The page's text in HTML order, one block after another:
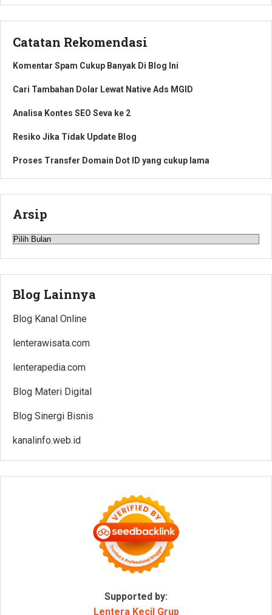
Catatan Rekomendasi
Komentar Spam Cukup Banyak Di Blog Ini
Cari Tambahan Dolar Lewat Native Ads MGID
Analisa Kontes SEO Seva ke 2
Resiko Jika Tidak Update Blog
Proses Transfer Domain Dot ID yang cukup lama
Arsip
Arsip
Blog Lainnya
Blog Kanal Online
lenterawisata.com
lenterapedia.com
Blog Materi Digital
Blog Sinergi Bisnis
kanalinfo.web.id
Supported by:
Lentera Kecil Grup